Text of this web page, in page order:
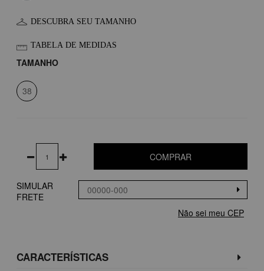
DESCUBRA SEU TAMANHO
TABELA DE MEDIDAS
TAMANHO
38
COMPRAR
SIMULAR
FRETE
Não sei meu CEP
CARACTERÍSTICAS